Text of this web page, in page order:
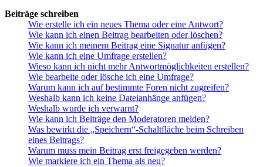
Beiträge schreiben
Wie erstelle ich ein neues Thema oder eine Antwort?
Wie kann ich einen Beitrag bearbeiten oder löschen?
Wie kann ich meinem Beitrag eine Signatur anfügen?
Wie kann ich eine Umfrage erstellen?
Wieso kann ich nicht mehr Antwortmöglichkeiten erstellen?
Wie bearbeite oder lösche ich eine Umfrage?
Warum kann ich auf bestimmte Foren nicht zugreifen?
Weshalb kann ich keine Dateianhänge anfügen?
Weshalb wurde ich verwarnt?
Wie kann ich Beiträge den Moderatoren melden?
Was bewirkt die „Speichern“-Schaltfläche beim Schreiben
eines Beitrags?
Warum muss mein Beitrag erst freigegeben werden?
Wie markiere ich ein Thema als neu?